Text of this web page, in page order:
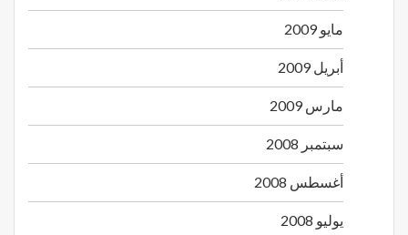
مايو 2009
أبريل 2009
مارس 2009
سبتمبر 2008
أغسطس 2008
يوليو 2008